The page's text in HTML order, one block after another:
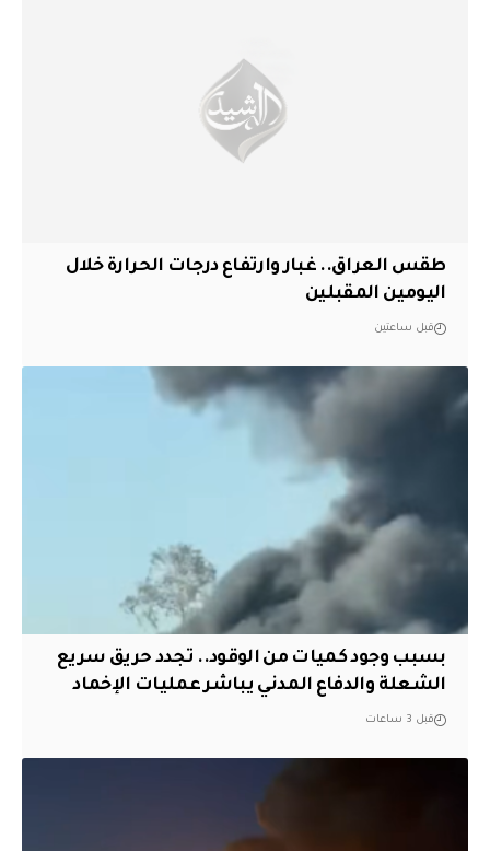
طقس العراق.. غبار وارتفاع درجات الحرارة خلال
اليومين المقبلين
قبل ساعتين
بسبب وجود كميات من الوقود.. تجدد حريق سريع
الشعلة والدفاع المدني يباشر عمليات الإخماد
قبل 3 ساعات